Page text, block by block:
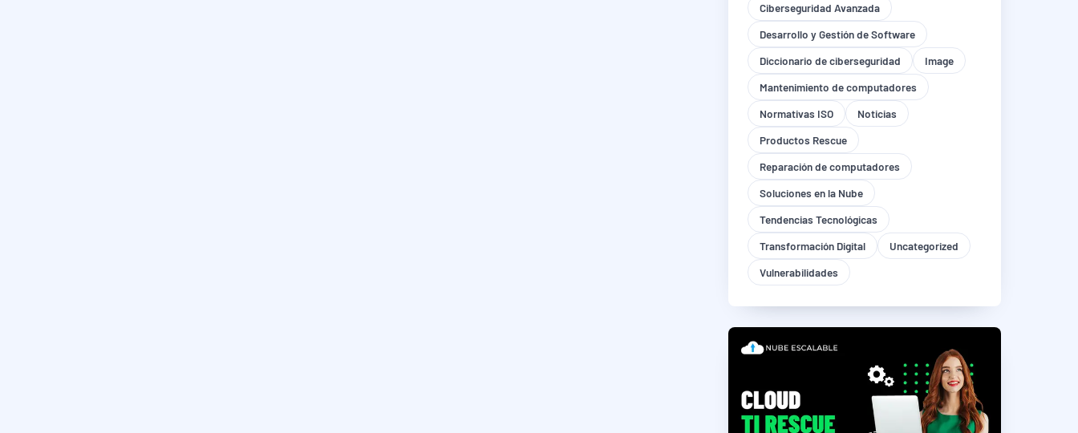
Ciberseguridad Avanzada
Desarrollo y Gestión de Software
Diccionario de ciberseguridad
Image
Mantenimiento de computadores
Normativas ISO
Noticias
Productos Rescue
Reparación de computadores
Soluciones en la Nube
Tendencias Tecnológicas
Transformación Digital
Uncategorized
Vulnerabilidades